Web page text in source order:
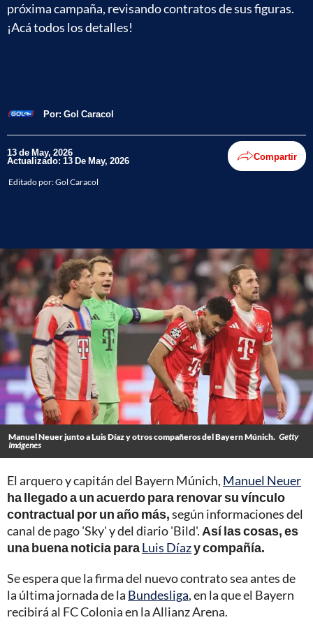
próxima campaña, revisando contratos de sus figuras.
¡Acá todos los detalles!
Por: Gol Caracol
13 de May, 2026
Actualizado: 13 De May, 2026 Compartir
Editado por:Gol Caracol
Manuel Neuer junto a Luis Díaz y otros compañeros del Bayern Múnich. Getty
Imágenes
El arquero y capitán del Bayern Múnich, Manuel Neuer
ha llegado a un acuerdo para renovar su vínculo
contractual por un año más,según informaciones del
canal de pago 'Sky' y del diario 'Bild'. Así las cosas, es
una buena noticia paraLuis Díazy compañía.
Se espera que la firma del nuevo contrato sea antes de
la última jornada de la Bundesliga, en la que el Bayern
recibirá al FC Colonia en la Allianz Arena.